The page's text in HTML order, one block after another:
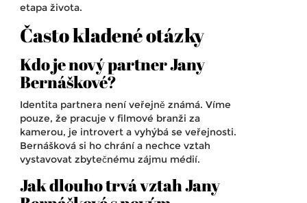
etapa života.
Často kladené otázky
Kdo je nový partner Jany
Bernáškové?
Identita partnera není veřejně známá. Víme
pouze, že pracuje v filmové branži za
kamerou, je introvert a vyhýbá se veřejnosti.
Bernášková si ho chrání a nechce vztah
vystavovat zbytečnému zájmu médií.
Jak dlouho trvá vztah Jany